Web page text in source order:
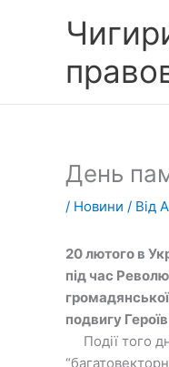
День
/ Новини / Від
20 лютого в
під час
подвигу
Події того